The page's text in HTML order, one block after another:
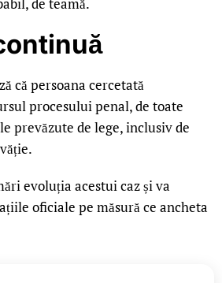
de teamă.
că persoana cercetată
procesului penal, de toate
prevăzute de lege, inclusiv de
evoluția acestui caz și va
oficiale pe măsură ce ancheta